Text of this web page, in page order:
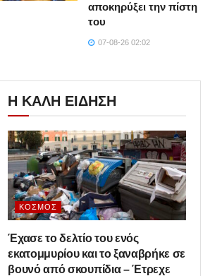
αποκηρύξει την πίστη
του
07-08-26 02:02
Η ΚΑΛΗ ΕΙΔΗΣΗ
ΚΌΣΜΟΣ
Έχασε το δελτίο του ενός
εκατομμυρίου και το ξαναβρήκε σε
βουνό από σκουπίδια – Έτρεχε